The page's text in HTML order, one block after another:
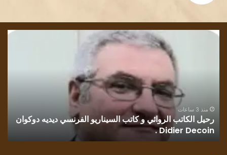
رحيل
ديديه
دوكوان
Didier
Decoin
منذ 3 ساعات
رحيل الكاتب الروائي و كاتب السيناريو الفرنسي ديديه دوكوان
Didier Decoin .